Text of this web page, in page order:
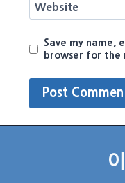
Website
Save my name,
browser for the